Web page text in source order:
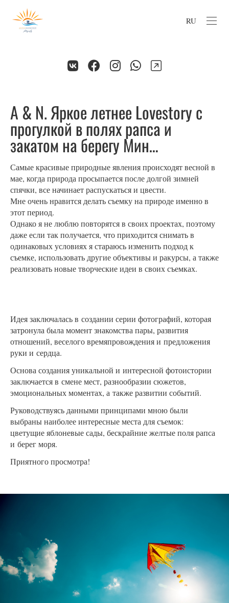
RU
A & N. Яркое летнее Lovestory с
прогулкой в полях рапса и
закатом на берегу Мин…
Самые красивые природные явления происходят весной в
мае, когда природа просыпается после долгой зимней
спячки, все начинает распускаться и цвести.
Мне очень нравится делать съемку на природе именно в
этот период.
Однако я не люблю повторятся в своих проектах, поэтому
даже если так получается, что приходится снимать в
одинаковых условиях я стараюсь изменить подход к
съемке, использовать другие объективы и ракурсы, а также
реализовать новые творческие идеи в своих съемках.
Идея заключалась в создании серии фотографий, которая
затронула была момент знакомства пары, развития
отношений, веселого времяпровождения и предложения
руки и сердца.
Основа создания уникальной и интересной фотоистории
заключается в смене мест, разнообразии сюжетов,
эмоциональных моментах, а также развитии событий.
Руководствуясь данными принципами мною были
выбраны наиболее интересные места для съемок:
цветущие яблоневые сады, бескрайние желтые поля рапса
и берег моря.
Приятного просмотра!